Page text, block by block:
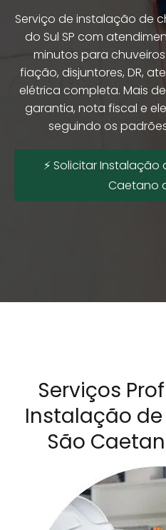
Serviço de instalação de
do Sul SP com
minutos para chuveiros
fiação, disjuntores, DR,
elétrica completa. Mais
garantia, nota fiscal e
seguindo os padrões
⚡ Solicitar
Caetano
Serviços
Instalação
São